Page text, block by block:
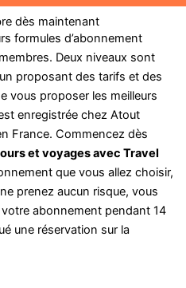
dès maintenant
formules d’abonnement
Deux niveaux sont
proposant des tarifs et des
vous proposer les meilleurs
enregistrée chez Atout
France. Commencez dès
et voyages avec Travel
que vous allez choisir,
prenez aucun risque, vous
abonnement pendant 14
une réservation sur la